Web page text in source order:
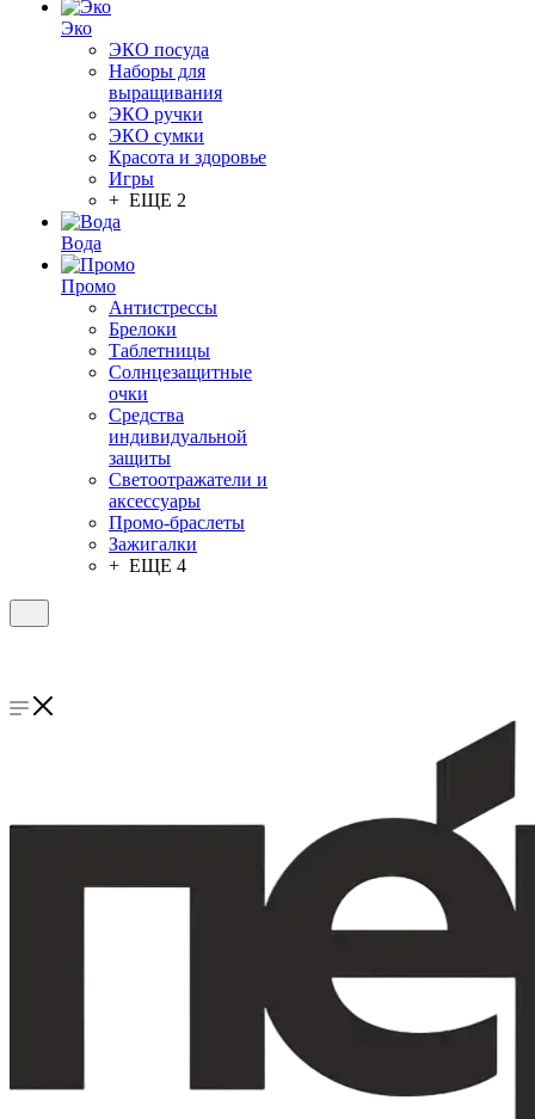
Эко
ЭКО посуда
Наборы для
выращивания
ЭКО ручки
ЭКО сумки
Красота и здоровье
Игры
+ ЕЩЕ 2
Вода
Промо
Антистрессы
Брелоки
Таблетницы
Солнцезащитные
очки
Средства
индивидуальной
защиты
Светоотражатели и
аксессуары
Промо-браслеты
Зажигалки
+ ЕЩЕ 4